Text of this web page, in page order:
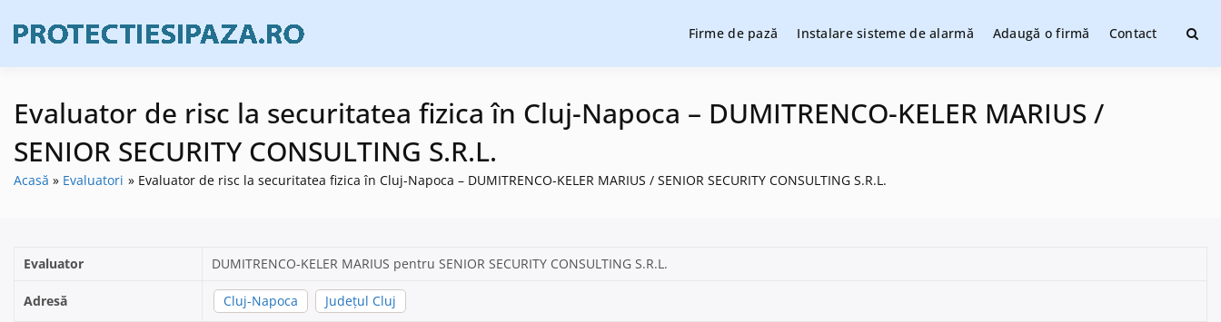
content
Firme de protecție și pază, instalare sisteme de alarmare și evaluatori de securitate
Firme de pază Instalare sisteme de alarmă Adaugă o firmă Contact
Evaluator de risc la securitatea fizica în Cluj-Napoca – DUMITRENCO-KELER MARIUS /
SENIOR SECURITY CONSULTING S.R.L.
Acasă Evaluatori Evaluator de risc la securitatea fizica în Cluj-Napoca – DUMITRENCO-KELER MARIUS / SENIOR SECURITY CONSULTING S.R.L.
Evaluator DUMITRENCO-KELER MARIUS pentru SENIOR SECURITY CONSULTING S.R.L.
Adresă Cluj-Napoca Județul Cluj